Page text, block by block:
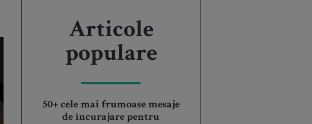
Articole
populare
50+ cele mai frumoase mesaje
de încurajare pentru